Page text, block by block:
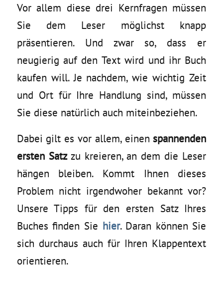
Vor allem diese drei Kernfragen müssen
Sie dem Leser möglichst knapp
präsentieren. Und zwar so, dass er
neugierig auf den Text wird und ihr Buch
kaufen will. Je nachdem, wie wichtig Zeit
und Ort für Ihre Handlung sind, müssen
Sie diese natürlich auch miteinbeziehen.
Dabei gilt es vor allem, einenspannenden
ersten Satzzu kreieren, an dem die Leser
hängen bleiben. Kommt Ihnen dieses
Problem nicht irgendwoher bekannt vor?
Unsere Tipps für den ersten Satz Ihres
Buches finden Sie hier. Daran können Sie
sich durchaus auch für Ihren Klappentext
orientieren.